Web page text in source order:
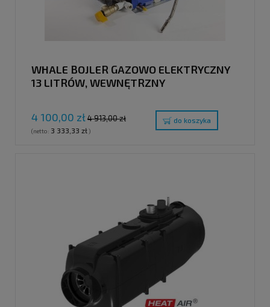
WHALE BOJLER GAZOWO ELEKTRYCZNY
13 LITRÓW, WEWNĘTRZNY
4 100,00 zł 4 913,00 zł
(netto: 3 333,33 zł)
do koszyka